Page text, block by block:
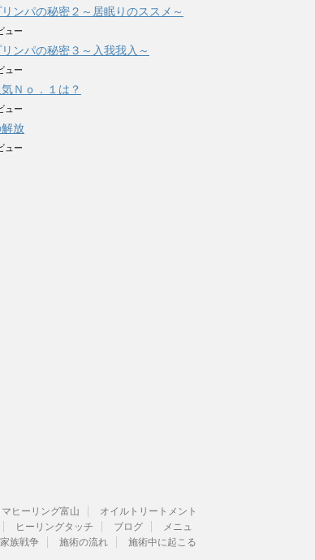
ンパの秘密２～居眠りのススメ～
ュー
ンパの秘密３～入我我入～
ュー
Ｎｏ．１は？
ュー
放
ュー
マヒーリング富山
オイルトリートメント
ヒーリングタッチ ブログ
メニュ
族戦争 施術の流れ
施術中に起こる